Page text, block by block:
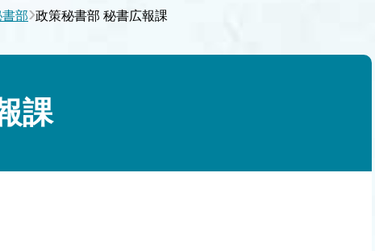
部›政策秘書部 秘書広報課
課